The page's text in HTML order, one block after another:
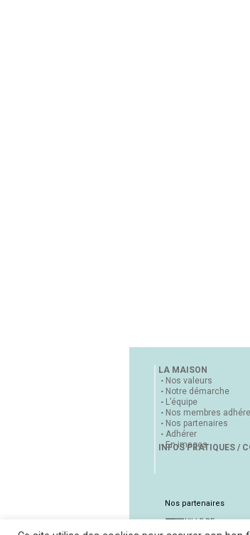
LA MAISON
Nos valeurs
Notre démarche
L’équipe
Nos membres
Nos partenaires
Adhérer
En images
INFOS PRATIQUES /
Nos partenaires